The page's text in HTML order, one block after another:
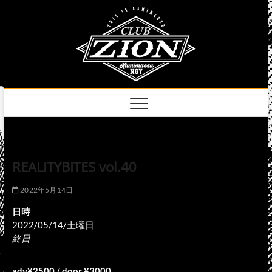
REALITYBITES vol.40
2022年5月14日
日時
2022/05/14/土曜日
終日